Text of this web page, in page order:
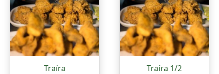
Traíra Traíra 1/2